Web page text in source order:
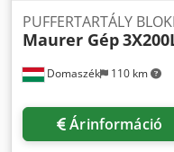
Domaszék 110 km
PUFFERTARTÁLY
Maurer Gép
Árinformáció